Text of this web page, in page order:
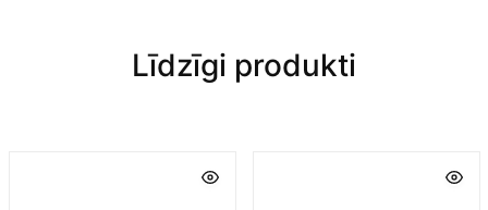
Līdzīgi produkti